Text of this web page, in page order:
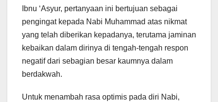
Ibnu ‘Asyur, pertanyaan ini bertujuan sebagai
pengingat kepada Nabi Muhammad atas nikmat
yang telah diberikan kepadanya, terutama jaminan
kebaikan dalam dirinya di tengah-tengah respon
negatif dari sebagian besar kaumnya dalam
berdakwah.
Untuk menambah rasa optimis pada diri Nabi,